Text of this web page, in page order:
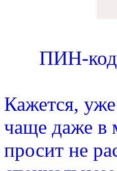
ПИН-код
Кажется,
чаще даже в
просит не